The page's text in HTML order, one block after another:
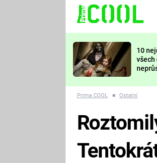
TŘESKU
FUTURAMA
10
všech
nejvíc
Prima COOL ■ Ostatní